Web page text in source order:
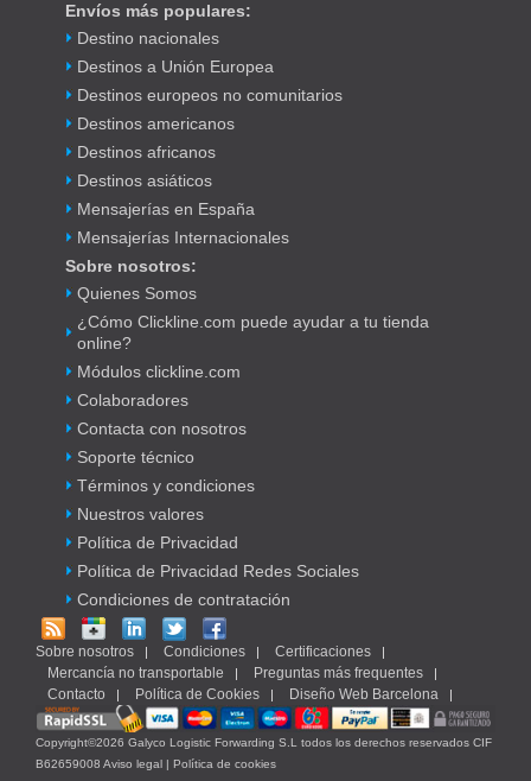
Envíos más populares:
Destino nacionales
Destinos a Unión Europea
Destinos europeos no comunitarios
Destinos americanos
Destinos africanos
Destinos asiáticos
Mensajerías en España
Mensajerías Internacionales
Sobre nosotros:
Quienes Somos
¿Cómo Clickline.com puede ayudar a tu tienda
online?
Módulos clickline.com
Colaboradores
Contacta con nosotros
Soporte técnico
Términos y condiciones
Nuestros valores
Política de Privacidad
Política de Privacidad Redes Sociales
Condiciones de contratación
Sobre nosotros Condiciones
Certificaciones
Mercancía no transportable
Preguntas más frequentes
Contacto
Política de Cookies Diseño Web Barcelona
Copyright©2026 Galyco Logistic Forwarding S.L todos los derechos reservados CIF
B62659008 Aviso legal | Política de cookies